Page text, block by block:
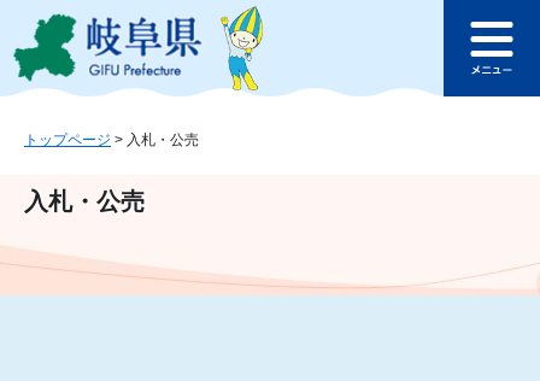
ジ
ュ
文
このページの本文へ
ュ
トップページ > 入札・公売
入札・公売